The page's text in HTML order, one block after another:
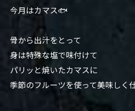
今月はカマス🐟
骨から出汁をとって
身は特殊な塩で味付けて
パリッと焼いたカマスに
季節のフルーツを使って美味しく